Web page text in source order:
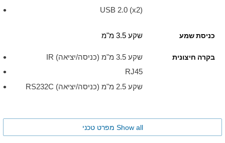
USB 2.0 (x2)
כניסת שמע שקע 3.5 מ"מ
בקרה חיצונית
שקע 3.5 מ"מ (כניסה/יציאה) IR
RJ45
שקע 2.5 מ"מ (כניסה/יציאה) RS232C
Show all מפרט טכני